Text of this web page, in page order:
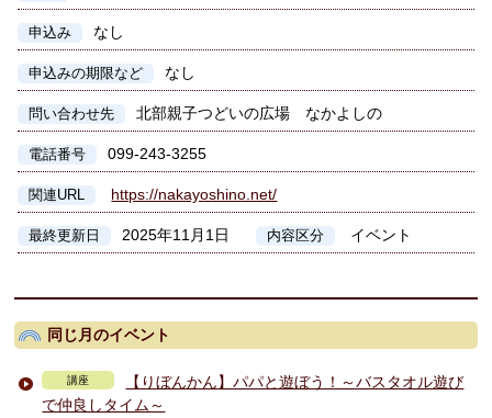
申込み なし
申込みの期限など なし
問い合わせ先 北部親子つどいの広場 なかよしの
電話番号 099-243-3255
関連URL https://nakayoshino.net/
最終更新日 2025年11月1日 内容区分 イベント
同じ月のイベント
講座
【りぼんかん】パパと遊ぼう！～バスタオル遊び
で仲良しタイム～